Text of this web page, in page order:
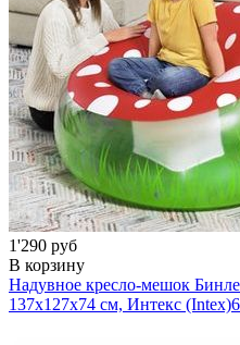
1'290 руб
В корзину
Надувное кресло-мешок
137х127х74 см, Интекс (Intex)